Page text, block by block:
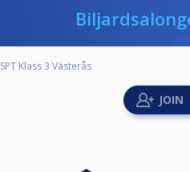
SPT Klass 3 Västerås